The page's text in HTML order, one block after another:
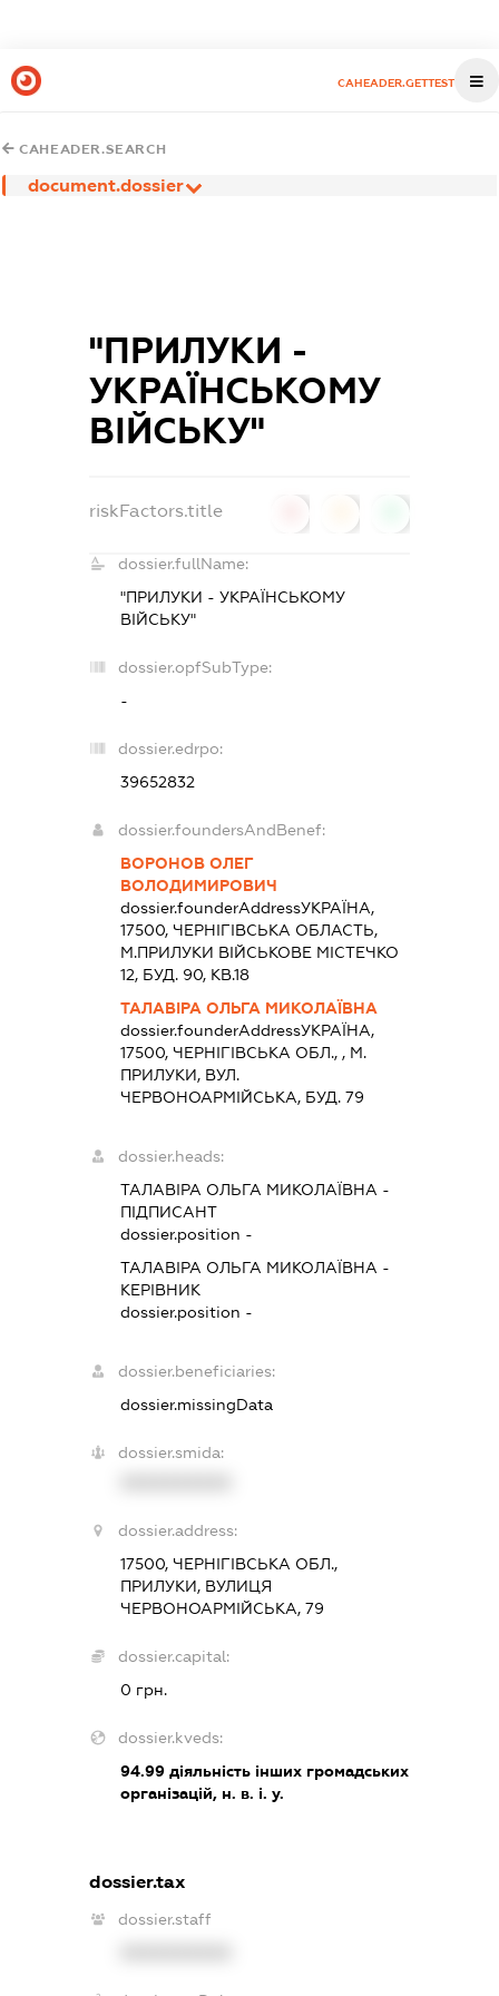
CAHEADER.GETTEST
CAHEADER.SEARCH
document.dossier
"ПРИЛУКИ -
УКРАЇНСЬКОМУ
ВІЙСЬКУ"
riskFactors.title
dossier.fullName:
"ПРИЛУКИ - УКРАЇНСЬКОМУ
ВІЙСЬКУ"
dossier.opfSubType:
-
dossier.edrpo:
39652832
dossier.foundersAndBenef:
ВОРОНОВ ОЛЕГ
ВОЛОДИМИРОВИЧ
dossier.founderAddressУКРАЇНА,
17500, ЧЕРНIГIВСЬКА ОБЛАСТЬ,
М.ПРИЛУКИ ВІЙСЬКОВЕ МІСТЕЧКО
12, БУД. 90, КВ.18
ТАЛАВІРА ОЛЬГА МИКОЛАЇВНА
dossier.founderAddressУКРАЇНА,
17500, ЧЕРНIГIВСЬКА ОБЛ., , М.
ПРИЛУКИ, ВУЛ.
ЧЕРВОНОАРМІЙСЬКА, БУД. 79
dossier.heads:
ТАЛАВІРА ОЛЬГА МИКОЛАЇВНА -
ПІДПИСАНТ
dossier.position -
ТАЛАВІРА ОЛЬГА МИКОЛАЇВНА -
КЕРІВНИК
dossier.position -
dossier.beneficiaries:
dossier.missingData
dossier.smida:
dossier.address:
17500, ЧЕРНІГІВСЬКА ОБЛ.,
ПРИЛУКИ, ВУЛИЦЯ
ЧЕРВОНОАРМІЙСЬКА, 79
dossier.capital:
0 грн.
dossier.kveds:
94.99діяльність інших громадських
організацій, н. в. і. у.
dossier.tax
dossier.staff